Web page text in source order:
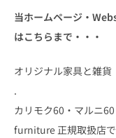
当ホームページ・
はこちらまで・・・
オリジナル家具と雑貨
.
カリモク60・マルニ60
furniture 正規取扱店